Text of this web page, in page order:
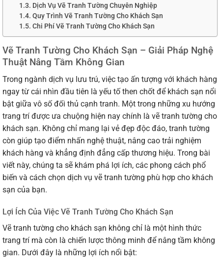
Dịch Vụ Vẽ Tranh Tường Chuyên Nghiệp
Quy Trình Vẽ Tranh Tường Cho Khách Sạn
Chi Phí Vẽ Tranh Tường Cho Khách Sạn
Vẽ Tranh Tường Cho Khách Sạn – Giải Pháp Nghệ
Thuật Nâng Tầm Không Gian
Trong ngành dịch vụ lưu trú, việc tạo ấn tượng với khách hàng
ngay từ cái nhìn đầu tiên là yếu tố then chốt để khách sạn nổi
bật giữa vô số đối thủ cạnh tranh. Một trong những xu hướng
trang trí được ưa chuộng hiện nay chính là vẽ tranh tường cho
khách sạn. Không chỉ mang lại vẻ đẹp độc đáo, tranh tường
còn giúp tạo điểm nhấn nghệ thuật, nâng cao trải nghiệm
khách hàng và khẳng định đẳng cấp thương hiệu. Trong bài
viết này, chúng ta sẽ khám phá lợi ích, các phong cách phổ
biến và cách chọn dịch vụ vẽ tranh tường phù hợp cho khách
sạn của bạn.
Lợi Ích Của Việc Vẽ Tranh Tường Cho Khách Sạn
Vẽ tranh tường cho khách sạn không chỉ là một hình thức
trang trí mà còn là chiến lược thông minh để nâng tầm không
gian. Dưới đây là những lợi ích nổi bật: